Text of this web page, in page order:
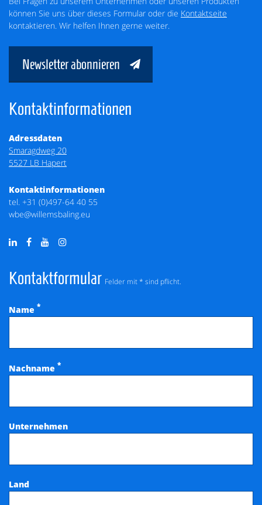
können Sie uns über dieses Formular oder die Kontaktseite
kontaktieren. Wir helfen Ihnen gerne weiter.
Newsletter abonnieren
Kontaktformular Felder mit * sind pflicht.
Name *
Nachname *
Unternehmen
Land
Kontaktinformationen
Adressdaten
Smaragdweg 20
5527 LB Hapert
Kontaktinformationen
tel. +31 (0)497-64 40 55
wbe@willemsbaling.eu